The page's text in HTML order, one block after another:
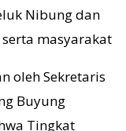
Nibung dan
masyarakat
oleh Sekretaris
Buyung
Tingkat